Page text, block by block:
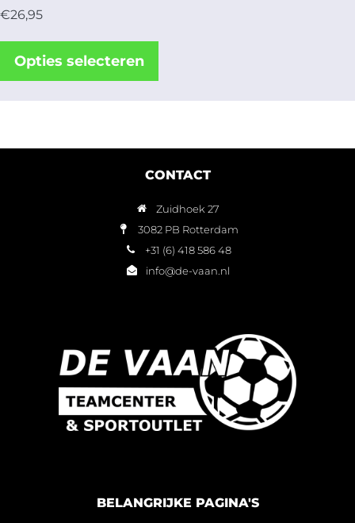
€26,95
Opties selecteren
CONTACT
Zuidhoek 27
3082 PB Rotterdam
+31 (6) 418 586 48
info@de-vaan.nl
BELANGRIJKE PAGINA'S